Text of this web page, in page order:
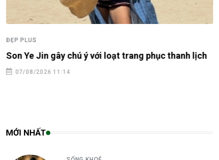
ĐẸP PLUS
Son Ye Jin gây chú ý với loạt trang phục thanh lịch
07/08/2026 11:14
MỚI NHẤT